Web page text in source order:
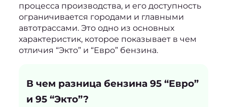
процесса производства, и его доступность
ограничивается городами и главными
автотрассами. Это одно из основных
характеристик, которое показывает в чем
отличия “Экто” и “Евро” бензина.
В чем разница бензина 95 “Евро”
и 95 “Экто”?